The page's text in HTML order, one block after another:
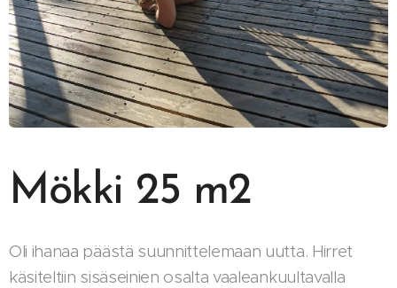
Mökki 25 m2
Oli ihanaa päästä suunnittelemaan uutta. Hirret
käsiteltiin sisäseinien osalta vaaleankuultavalla